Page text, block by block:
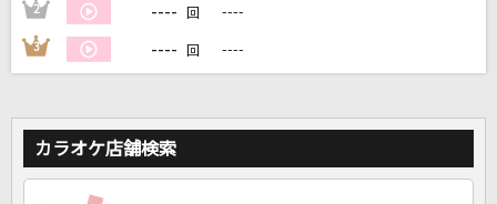
自宅でカラオケ歌い放題！
家族や友達と一緒に！練習にも！
2 ---- 回 ----
3 ---- 回 ----
カラオケ店舗検索